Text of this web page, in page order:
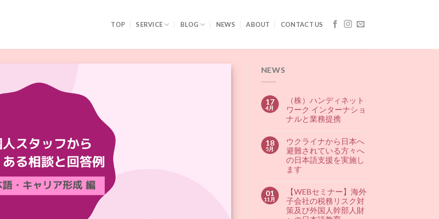
TOP SERVICE BLOG NEWS ABOUT CONTACT US
NEWS
17
4月
（株）ハンディネット
ワーク インターナショ
ナルと業務提携
18
5月
ウクライナから日本へ
避難されている方々へ
の日本語支援を実施し
ます
01
11月
【WEBセミナー】海外
子会社の税務リスク対
策及び外国人幹部人財